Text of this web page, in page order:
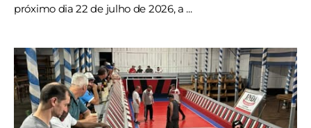
próximo dia 22 de julho de 2026, a ...